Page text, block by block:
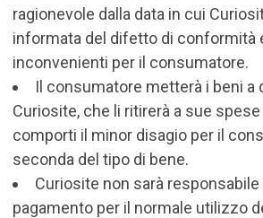
ragionevole dalla data in cui
informata del difetto di conformità
inconvenienti per il consumatore.
Il consumatore metterà i beni a
Curiosite, che li ritirerà a sue
comporti il minor disagio per il
seconda del tipo di bene.
Curiosite non sarà responsabile
pagamento per il normale utilizzo